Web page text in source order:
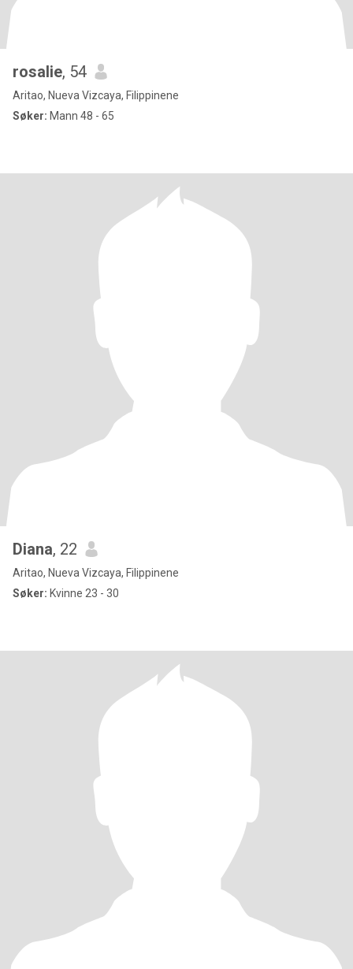
rosalie, 54
Aritao, Nueva Vizcaya, Filippinene
Søker: Mann 48 - 65
Diana, 22
Aritao, Nueva Vizcaya, Filippinene
Søker: Kvinne 23 - 30